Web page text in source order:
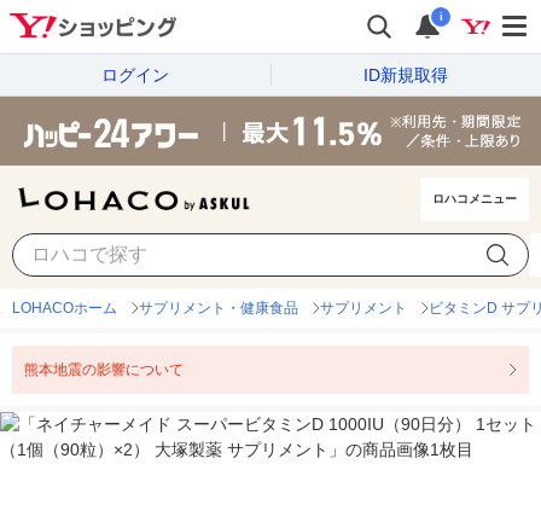
i
ログイン ID新規取得
ロハコメニュー
LOHACOホーム サプリメント・健康食品 サプリメント ビタミンD サプ
熊本地震の影響について